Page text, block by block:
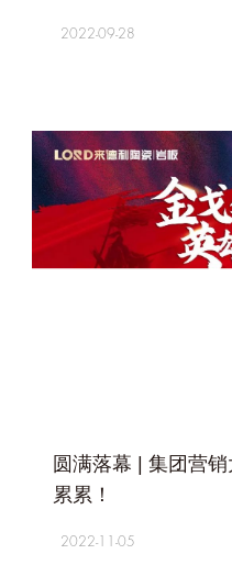
2022-09-28
圆满落幕 | 集团营
累累！
2022-11-05